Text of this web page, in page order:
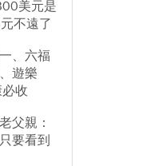
美元是
不遠了
、六福
遊樂
收
父親：
要看到